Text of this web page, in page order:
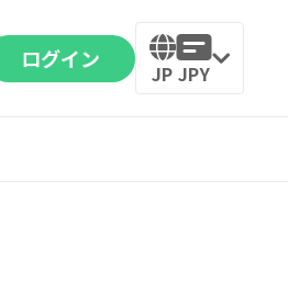
ログイン
JP JPY